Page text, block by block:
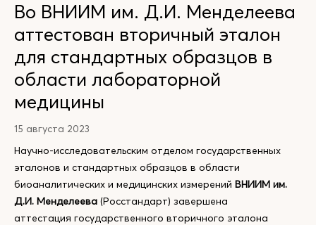
Во ВНИИМ им. Д.И. Менделеева
аттестован вторичный эталон
для стандартных образцов в
области лабораторной
медицины
15 августа 2023
Научно-исследовательским отделом государственных
эталонов и стандартных образцов в области
биоаналитических и медицинских измерений ВНИИМ им.
Д.И. Менделеева (Росстандарт) завершена
аттестация государственного вторичного эталона